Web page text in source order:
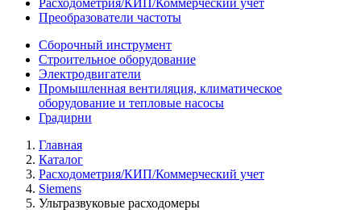
Преобразователи частоты
Сборочный инструмент
Строительное оборудование
Электродвигатели
Промышленная вентиляция, климатическое
оборудование и тепловые насосы
Градирни
Главная
Каталог
Расходометрия/КИП/Коммерческий учет
Siemens
Ультразвуковые расходомеры